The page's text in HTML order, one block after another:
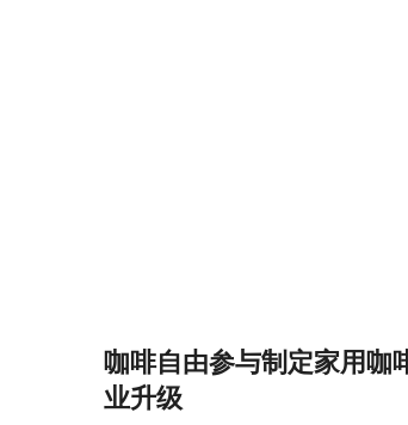
咖啡自由参与制定家用咖
业升级